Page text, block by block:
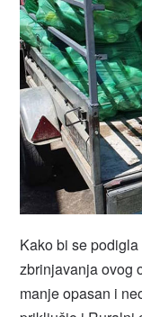
Kako bi se
zbrinjavanja ovog
manje opasan i